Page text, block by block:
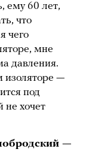
ему 60 лет,
что
чего
мне
давления.
изоляторе —
под
хочет
—